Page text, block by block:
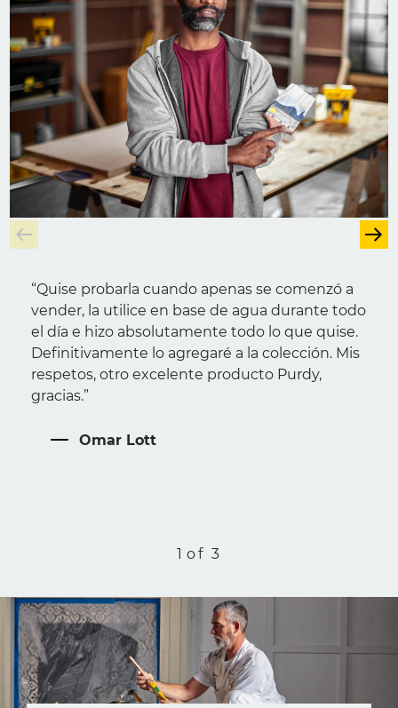
“Quise probarla cuando apenas se comenzó a
vender, la utilice en base de agua durante todo
el día e hizo absolutamente todo lo que quise.
Definitivamente lo agregaré a la colección. Mis
respetos, otro excelente producto Purdy,
gracias.”
Omar Lott
1 of 3